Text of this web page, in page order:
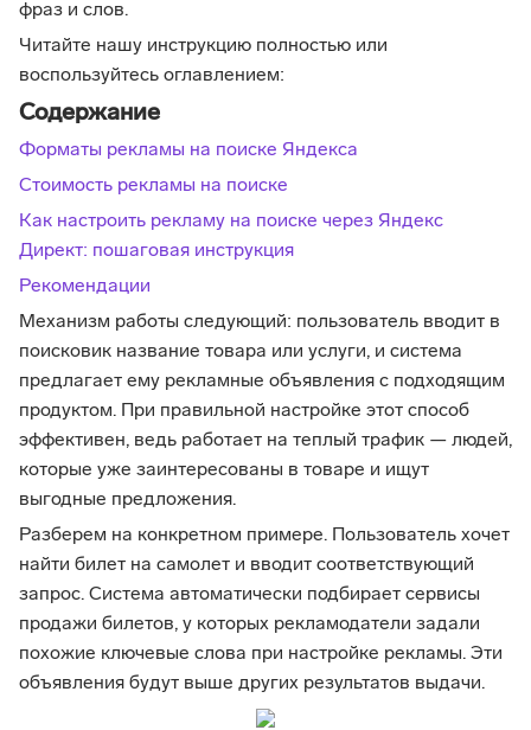
фраз и слов.
Читайте нашу инструкцию полностью или
воспользуйтесь оглавлением:
Содержание
Форматы рекламы на поиске Яндекса
Стоимость рекламы на поиске
Как настроить рекламу на поиске через Яндекс
Директ: пошаговая инструкция
Рекомендации
Механизм работы следующий: пользователь вводит в
поисковик название товара или услуги, и система
предлагает ему рекламные объявления с подходящим
продуктом. При правильной настройке этот способ
эффективен, ведь работает на теплый трафик — людей,
которые уже заинтересованы в товаре и ищут
выгодные предложения.
Разберем на конкретном примере. Пользователь хочет
найти билет на самолет и вводит соответствующий
запрос. Система автоматически подбирает сервисы
продажи билетов, у которых рекламодатели задали
похожие ключевые слова при настройке рекламы. Эти
объявления будут выше других результатов выдачи.